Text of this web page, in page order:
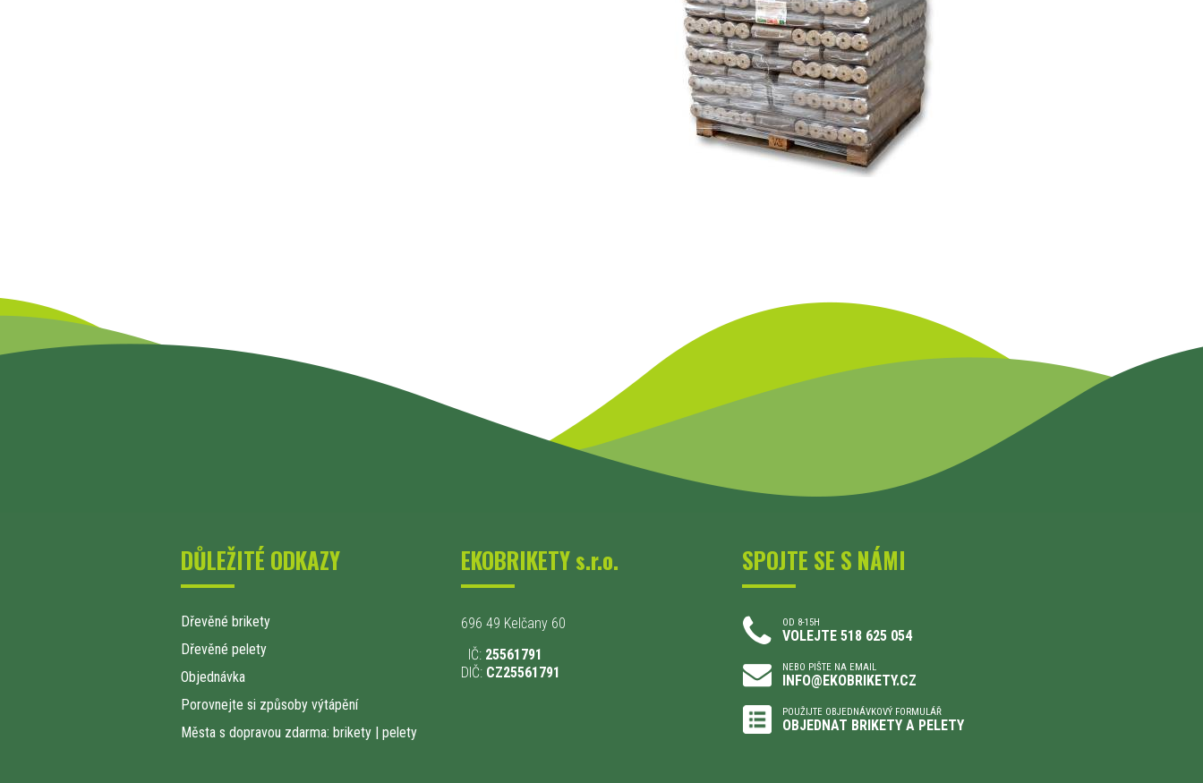
DŮLEŽITÉ ODKAZY
Dřevěné brikety
Dřevěné pelety
Objednávka
Porovnejte si způsoby výtápění
Města s dopravou zdarma: brikety | pelety
EKOBRIKETY s.r.o.
696 49 Kelčany 60
IČ: 25561791
DIČ: CZ25561791
SPOJTE SE S NÁMI
OD 8-15H
VOLEJTE 518 625 054
NEBO PIŠTE NA EMAIL
INFO@EKOBRIKETY.CZ
POUŽIJTE OBJEDNÁVKOVÝ FORMULÁŘ
OBJEDNAT BRIKETY A PELETY